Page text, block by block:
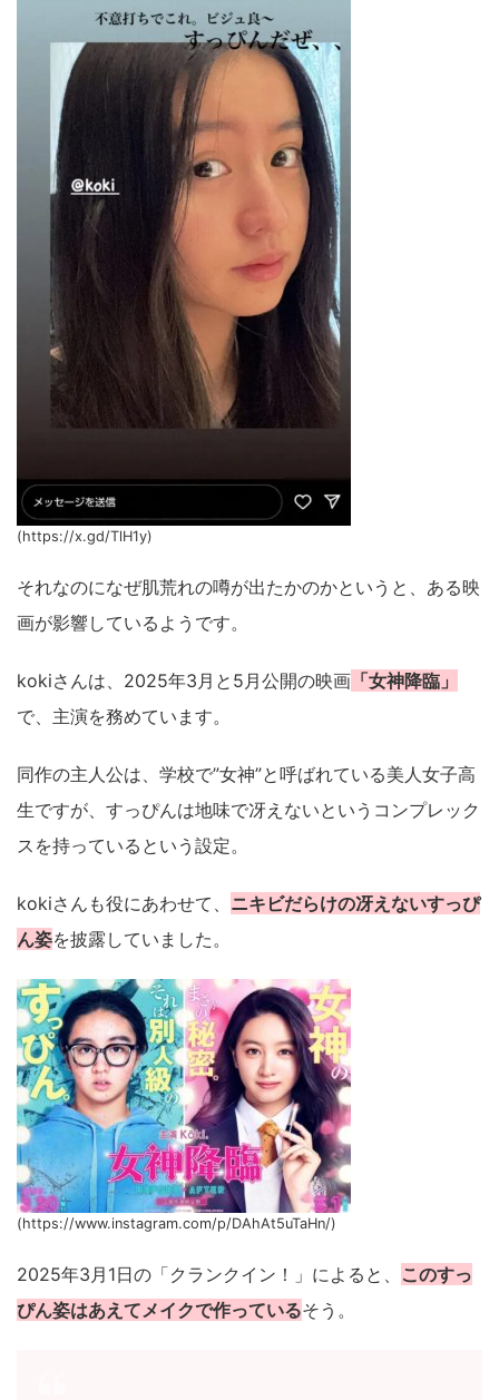
(https://x.gd/TlH1y)
それなのになぜ肌荒れの噂が出たかのかというと、ある映
画が影響しているようです。
kokiさんは、2025年3月と5月公開の映画 「女神降臨」
で、主演を務めています。
同作の主人公は、学校で”女神”と呼ばれている美人女子高
生ですが、すっぴんは地味で冴えないというコンプレック
スを持っているという設定。
kokiさんも役にあわせて、 ニキビだらけの冴えないすっぴ
ん姿を披露していました。
(https://www.instagram.com/p/DAhAt5uTaHn/)
2025年3月1日の「クランクイン！」によると、 このすっ
ぴん姿はあえてメイクで作っているそう。